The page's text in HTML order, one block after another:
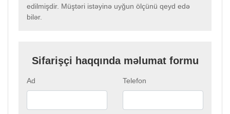
edilmişdir. Müştəri istəyinə uyğun ölçünü qeyd edə
bilər.
Sifarişçi haqqında məlumat formu
Ad Telefon